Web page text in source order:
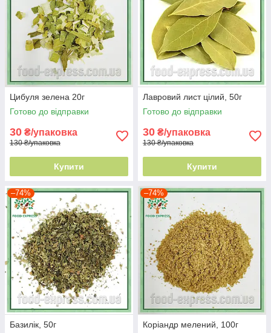
Цибуля зелена 20г
Готово до відправки
30 ₴/упаковка
130 ₴/упаковка
Купити
Лавровий лист цілий, 50г
Готово до відправки
30 ₴/упаковка
130 ₴/упаковка
Купити
–74%
Базилік, 50г
–74%
Коріандр мелений, 100г